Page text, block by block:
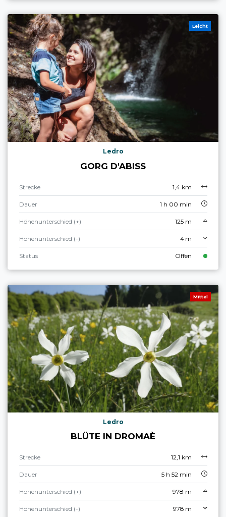
Leicht
Ledro
GORG D'ABISS
Strecke 1,4 km
Dauer 1 h 00 min
Höhenunterschied (+) 125 m
Höhenunterschied (-) 4 m
Status Offen
Mittel
Ledro
BLÜTE IN DROMAÈ
Strecke 12,1 km
Dauer 5 h 52 min
Höhenunterschied (+) 978 m
Höhenunterschied (-) 978 m